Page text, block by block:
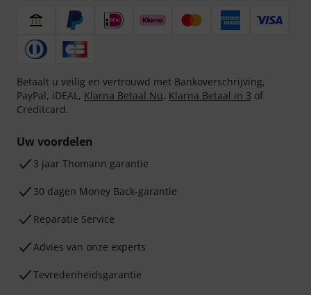
Betaalt u veilig en vertrouwd met Bankoverschrijving,
PayPal, iDEAL, Klarna Betaal Nu, Klarna Betaal in 3 of
Creditcard.
Uw voordelen
3 jaar Thomann garantie
30 dagen Money Back-garantie
Reparatie Service
Advies van onze experts
Tevredenheidsgarantie